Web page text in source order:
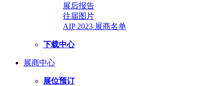
展后报告
往届图片
AIP 2023 展商名单
下载中心
展商中心
展位预订